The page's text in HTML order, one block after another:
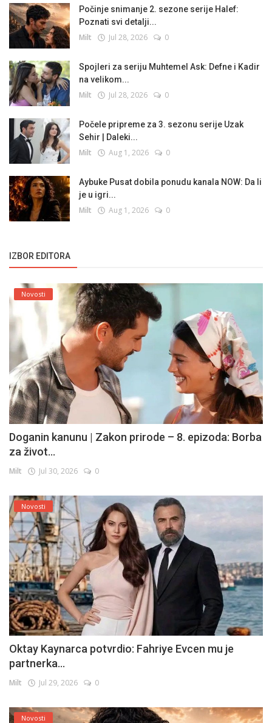
Počinje snimanje 2. sezone serije Halef:
Poznati svi detalji...
Milt Jul 28, 2026 0
Spojleri za seriju Muhtemel Ask: Defne i Kadir
na velikom...
Milt Jul 28, 2026 0
Počele pripreme za 3. sezonu serije Uzak
Sehir | Daleki...
Milt Aug 1, 2026 0
Aybuke Pusat dobila ponudu kanala NOW: Da li
je u igri...
Milt Aug 1, 2026 0
IZBOR EDITORA
Novosti
Doganin kanunu | Zakon prirode – 8. epizoda: Borba
za život...
Milt Jul 30, 2026 0
Novosti
Oktay Kaynarca potvrdio: Fahriye Evcen mu je
partnerka...
Milt Jul 29, 2026 0
Novosti